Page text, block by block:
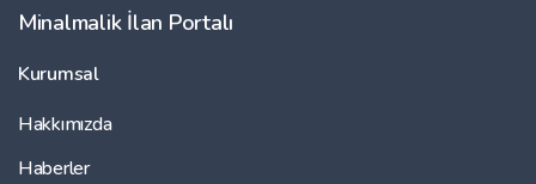
Minalmalik İlan Portalı
Kurumsal
Hakkımızda
Haberler